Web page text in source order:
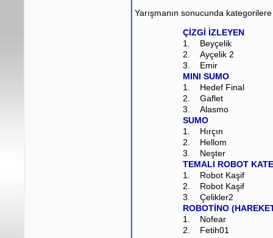
Yarışmanın sonucunda
ÇİZGİ İZLEYEN
1.
Beyçelik
2.
Ayçelik 2
3.
Emir
MINI SUMO
1.
Hedef Final
2.
Gaflet
3.
Alasmo
SUMO
1.
Hırçın
2.
Hellom
3.
Neşter
TEMALI ROBOT
1.
Robot Kaşif
2.
Robot Kaşif
3.
Çelikler2
ROBOTİNO
1.
Nofear
2.
Fetih01